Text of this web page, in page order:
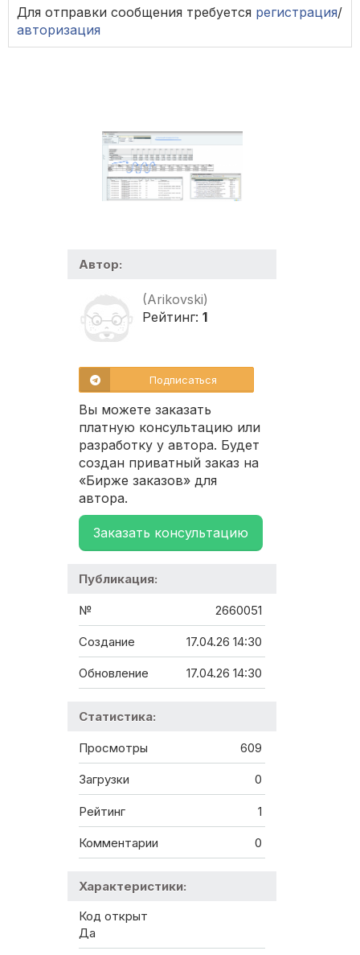
Для отправки сообщения требуется регистрация/
авторизация
Автор:
(Arikovski)
Рейтинг: 1
Подписаться
Вы можете заказать
платную консультацию или
разработку у автора. Будет
создан приватный заказ на
«Бирже заказов» для
автора.
Заказать консультацию
Публикация:
№ 2660051
Создание 17.04.26 14:30
Обновление 17.04.26 14:30
Статистика:
Просмотры 609
Загрузки 0
Рейтинг 1
Комментарии 0
Характеристики:
Код открыт
Да